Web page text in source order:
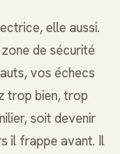
elle aussi.
de sécurité
vos échecs
trop bien, trop
soit devenir
il frappe avant. Il